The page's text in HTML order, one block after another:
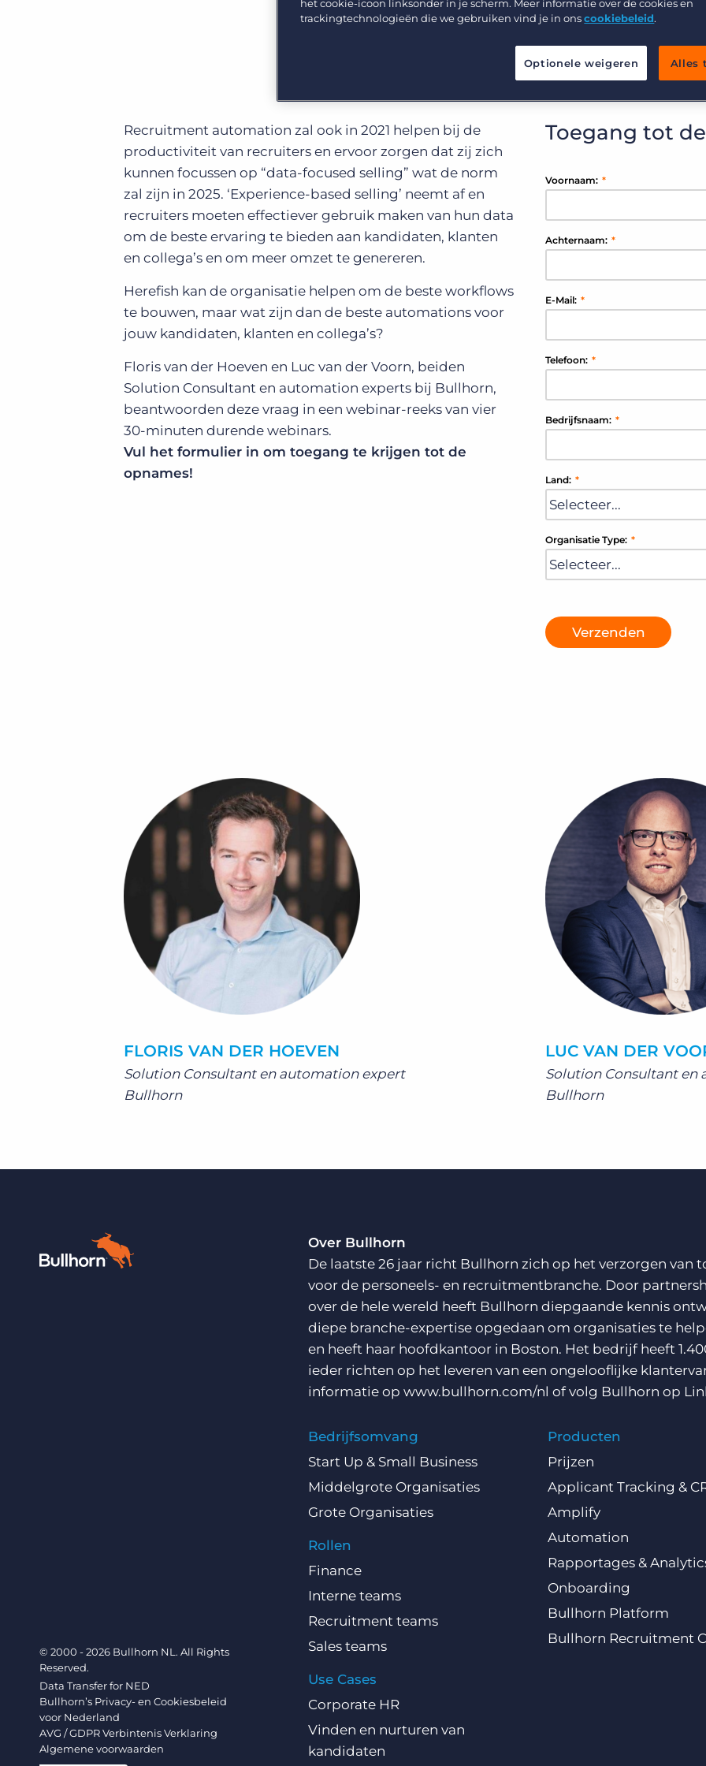
Werving & Selectie
Support
Developer & API Documentatie
Recruitment automation zal ook in 2021 helpen bij de
productiviteit van recruiters en ervoor zorgen dat zij zich
kunnen focussen op “data-focused selling” wat de norm
zal zijn in 2025. ‘Experience-based selling’ neemt af en
recruiters moeten effectiever gebruik maken van hun data
om de beste ervaring te bieden aan kandidaten, klanten
en collega’s en om meer omzet te genereren.
Herefish kan de organisatie helpen om de beste workflows
te bouwen, maar wat zijn dan de beste automations voor
jouw kandidaten, klanten en collega’s?
Floris van der Hoeven en Luc van der Voorn, beiden
Solution Consultant en automation experts bij Bullhorn,
beantwoorden deze vraag in een webinar-reeks van vier
30-minuten durende webinars.
Vul het formulier in om toegang te krijgen tot de
opnames!
Toegang tot
*
Voornaam:
*
Achternaam:
*
E-Mail:
*
Telefoon:
*
Bedrijfsnaam:
*
Land:
*
Organisatie Type:
Verzenden
FLORIS VAN DER HOEVEN
Solution Consultant en automation expert
Bullhorn
LUC VAN DER
Solution Consultant en
Bullhorn
© 2000 - 2026 Bullhorn NL. All Rights
Reserved.
Data Transfer for NED
Bullhorn’s Privacy- en Cookiesbeleid
voor Nederland
AVG / GDPR Verbintenis Verklaring
Algemene voorwaarden
Over Bullhorn
De laatste 26 jaar richt Bullhorn zich op het verzorgen
voor de personeels- en recruitmentbranche. Door
over de hele wereld heeft Bullhorn diepgaande kennis
diepe branche-expertise opgedaan om organisaties te
en heeft haar hoofdkantoor in Boston. Het bedrijf heeft
ieder richten op het leveren van een ongelooflijke
informatie op www.bullhorn.com/nl of volg Bullhorn op
Bedrijfsomvang
Start Up & Small Business
Middelgrote Organisaties
Grote Organisaties
Rollen
Finance
Interne teams
Recruitment teams
Sales teams
Use Cases
Corporate HR
Vinden en nurturen van
kandidaten
Producten
Prijzen
Applicant Tracking &
Amplify
Automation
Rapportages &
Onboarding
Bullhorn Platform
Bullhorn Recruitment
het cookie-icoon linksonder in je scherm. Meer informatie over de cookies en
trackingtechnologieën die we gebruiken vind je in onscookiebeleid.
Optionele weigeren Alles